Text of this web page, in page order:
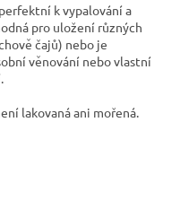
k vypalování a
pro uložení různých
čajů) nebo je
věnování nebo vlastní
lakovaná ani mořená.